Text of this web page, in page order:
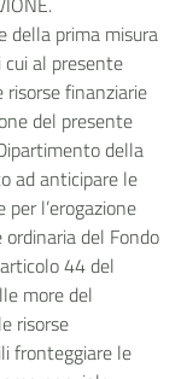
della prima misura
al presente
finanziarie
del presente
della
ad anticipare le
l’erogazione
del Fondo
44 del
more del
risorse
fronteggiare le